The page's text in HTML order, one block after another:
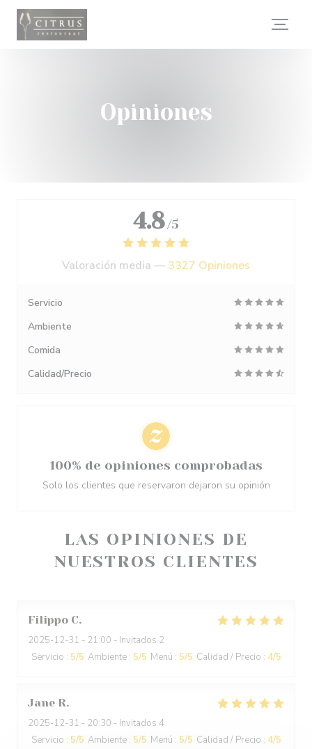
Personalización de sus opciones de cookies
Opiniones
LAS OPINIONES DE
NUESTROS CLIENTES
Filippo C
2025-12-31 - 21:00 - Invitados 2
Servicio : 5/5 Ambiente : 5/5 Menú : 5/5 Calidad / Precio : 4/5
Jane R
2025-12-31 - 20:30 - Invitados 4
Servicio : 5/5 Ambiente : 5/5 Menú : 5/5 Calidad / Precio : 4/5
4.8 /5
Valoración media — 3327 Opiniones
Servicio
Ambiente
Comida
Calidad/Precio
100% de opiniones comprobadas
Solo los clientes que reservaron dejaron su opinión